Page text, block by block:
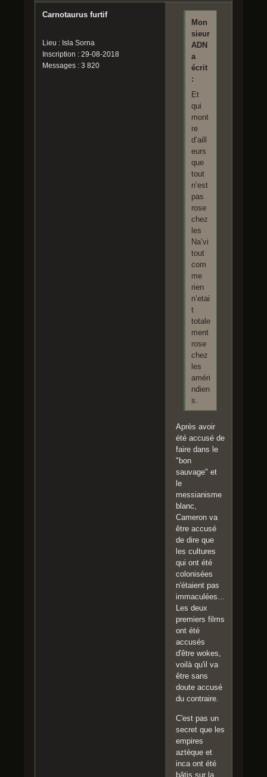
Carnotaurus furtif
Lieu : Isla Sorna
Inscription : 29-08-2018
Messages : 3 820
Mon
sieur
ADN
a
écrit
:
Et
qui
mont
re
d’aill
eurs
que
tout
n’est
pas
rose
chez
les
Na’vi
tout
com
me
rien
n’etai
t
totale
ment
rose
chez
les
améri
ndien
s.
Après avoir
été accusé de
faire dans le
"bon
sauvage" et
le
messianisme
blanc,
Cameron va
être accusé
de dire que
les cultures
qui ont été
colonisées
n'étaient pas
immaculées...
Les deux
premiers films
ont été
accusés
d'être wokes,
voilà qu'il va
être sans
doute accusé
du contraire.
C'est pas un
secret que les
empires
aztèque et
inca ont été
bâtis sur la